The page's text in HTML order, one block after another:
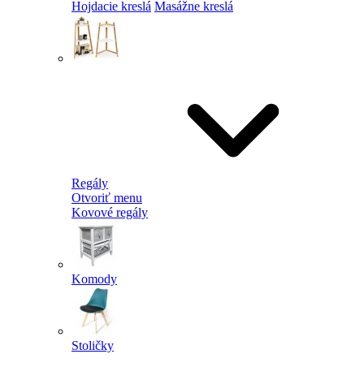
Hojdacie kreslá Masážne kreslá
Regály
Otvoriť menu
Kovové regály
Komody
Stoličky